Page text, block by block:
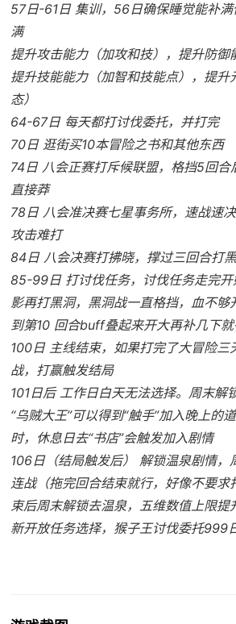
57日-61日 集训，56日确保睡觉能补
满
提升攻击能力（加攻和技），提升防御
提升技能能力（加智和技能点），提升
态）
64-67日 每天都打讨伐委托，并打完
70日 逛街买10本冒险之书和其他东西
74日 八会正赛打斥候联盟，格挡5回合
直接莽
78日 八会准决赛七星事务所，速战速
攻击难打
84日 八会决赛打拂晓，撑过三回合打
85-99日 打讨伐任务，讨伐任务走完
影再打黑洞，黑洞战一直格挡，血不够
到第10 回合buff叠起来开大再补几下就
100日 主线结束，如果打完了大冒险三
战，打赢触发结局
101日后 工作日白天无法选择。周末解
“乌贼大王”可以得到“触手”加入晚上的
时，休息日去“书店”会触发加入剧情
106日（结局触发后） 解锁温泉剧情，
连战（拖完回合结束就行，好像不要求
束后周末解锁去温泉，五维数值上限
新开放任务选择，猴子王讨伐委托999日